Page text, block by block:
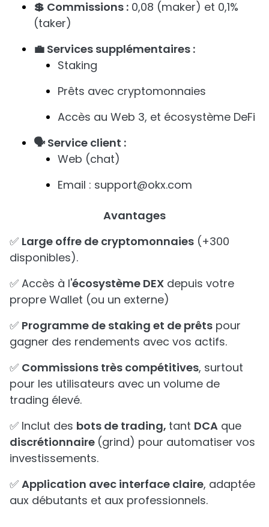
💲 Commissions : 0,08 (maker) et 0,1%
(taker)
💼 Services supplémentaires :
Staking
Prêts avec cryptomonnaies
Accès au Web 3, et écosystème DeFi
🗣️ Service client :
Web (chat)
Email : support@okx.com
Avantages
✅ Large offre de cryptomonnaies (+300
disponibles).
✅ Accès à l'écosystème DEX depuis votre
propre Wallet (ou un externe)
✅ Programme de staking et de prêts pour
gagner des rendements avec vos actifs.
✅ Commissions très compétitives, surtout
pour les utilisateurs avec un volume de
trading élevé.
✅ Inclut des bots de trading, tant DCA que
discrétionnaire (grind) pour automatiser vos
investissements.
✅ Application avec interface claire, adaptée
aux débutants et aux professionnels.